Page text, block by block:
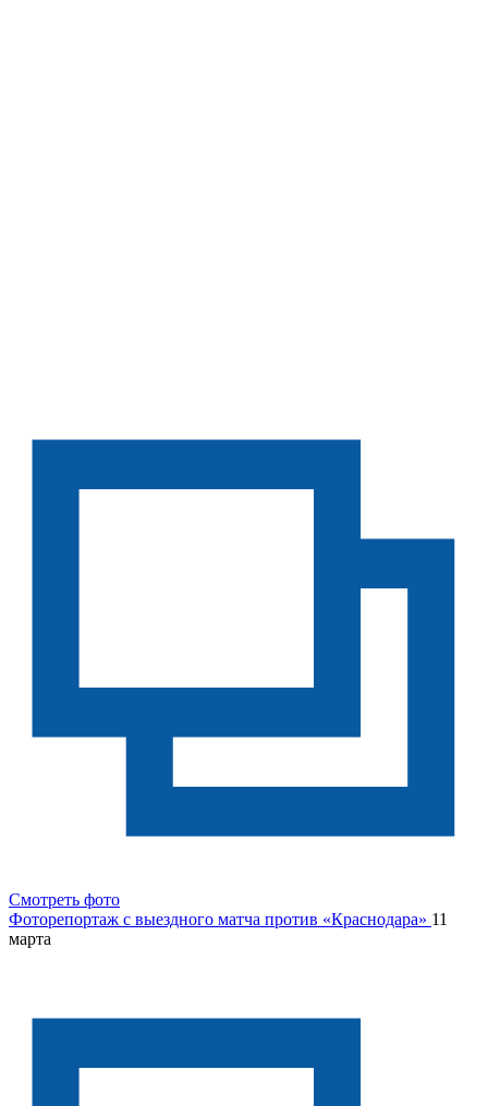
Смотреть фото
Фоторепортаж с выездного матча против «Краснодара» 11
марта